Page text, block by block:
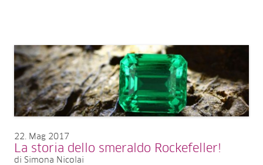
22 Mag 2017
La storia dello smeraldo Rockefeller!
di Simona Nicolai